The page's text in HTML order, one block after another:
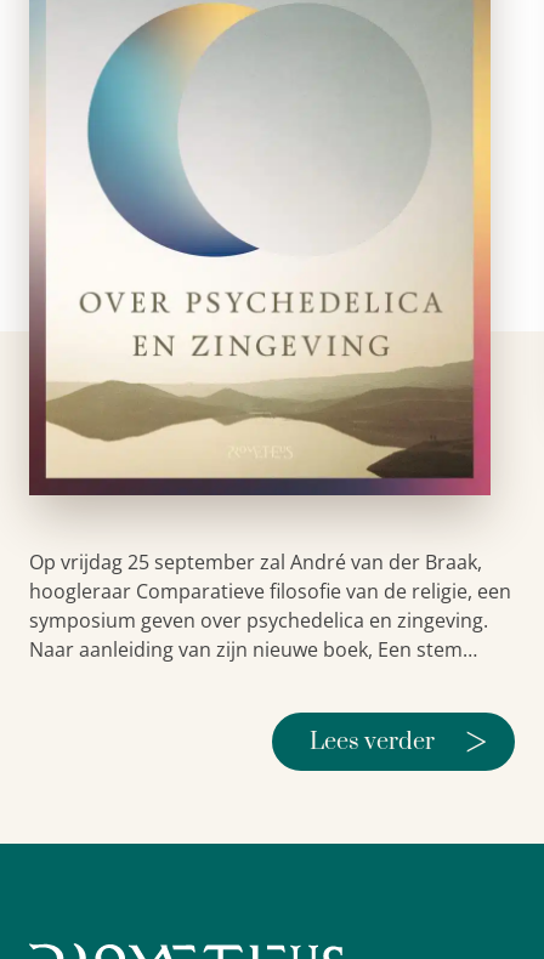
Op vrijdag 25 september zal André van der Braak,
hoogleraar Comparatieve filosofie van de religie, een
symposium geven over psychedelica en zingeving.
Naar aanleiding van zijn nieuwe boek, Een stem…
Lees verder >